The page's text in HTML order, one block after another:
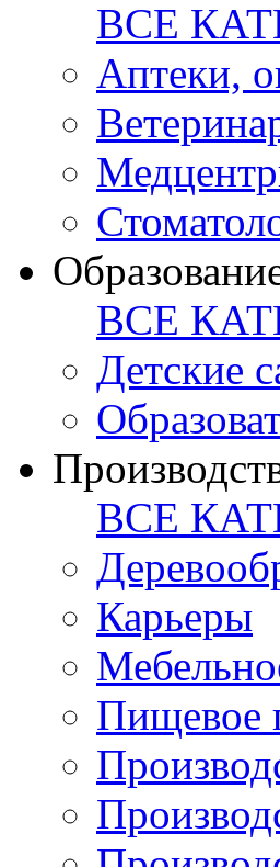
ВСЕ
Аптеки,
ВСЕ
Детские
ВСЕ
Карьеры
Пищевое